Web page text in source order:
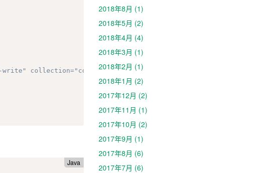
Java
2018年8月 (1)
2018年5月 (2)
2018年4月 (4)
2018年3月 (1)
2018年2月 (1)
2018年1月 (2)
2017年12月 (2)
2017年11月 (1)
2017年10月 (2)
2017年9月 (1)
2017年8月 (6)
2017年7月 (6)